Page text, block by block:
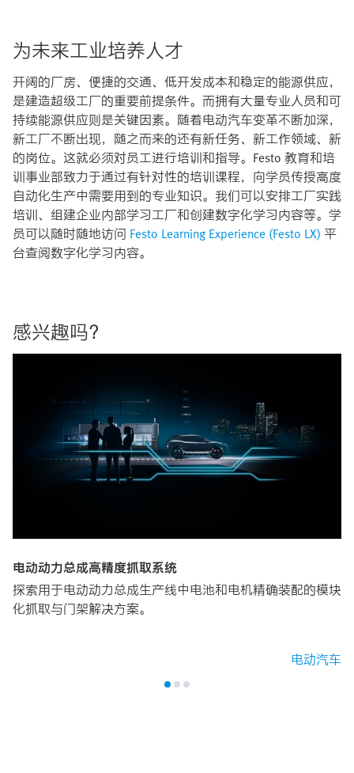
为未来工业培养人才
开阔的厂房、便捷的交通、低开发成本和稳定的能源供应，
是建造超级工厂的重要前提条件。而拥有大量专业人员和可
持续能源供应则是关键因素。随着电动汽车变革不断加深，
新工厂不断出现，随之而来的还有新任务、新工作领域、新
的岗位。这就必须对员工进行培训和指导。Festo 教育和培
训事业部致力于通过有针对性的培训课程，向学员传授高度
自动化生产中需要用到的专业知识。我们可以安排工厂实践
培训、组建企业内部学习工厂和创建数字化学习内容等。学
员可以随时随地访问 Festo Learning Experience (Festo LX) 平
台查阅数字化学习内容。
感兴趣吗？
电动动力总成高精度抓取系统
探索用于电动动力总成生产线中电池和电机精确装配的模块
化抓取与门架解决方案。
电动汽车